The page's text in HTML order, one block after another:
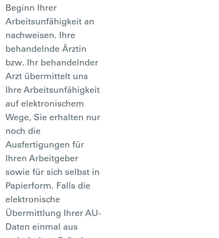
Beginn Ihrer
Arbeitsunfähigkeit an
nachweisen. Ihre
behandelnde Ärztin
bzw. Ihr behandelnder
Arzt übermittelt uns
Ihre Arbeitsunfähigkeit
auf elektronischem
Wege, Sie erhalten nur
noch die
Ausfertigungen für
Ihren Arbeitgeber
sowie für sich selbst in
Papierform. Falls die
elektronische
Übermittlung Ihrer AU-
Daten einmal aus